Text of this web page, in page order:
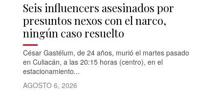
Seis influencers asesinados por
presuntos nexos con el narco,
ningún caso resuelto
César Gastélum, de 24 años, murió el martes pasado
en Culiacán, a las 20:15 horas (centro), en el
estacionamiento...
AGOSTO 6, 2026